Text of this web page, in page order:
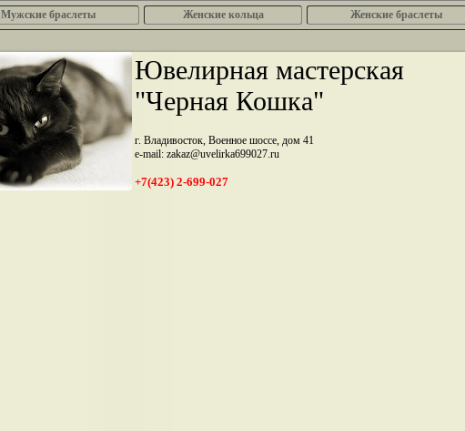
Мужские браслеты Женcкие кольца Женские браслеты
Ювелирная мастерская
"Черная Кошка"
г. Владивосток, Военное шоссе, дом 41
e-mail: zakaz@uvelirka699027.ru
+7(423) 2-699-027